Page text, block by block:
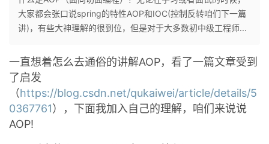
人
页
我
开
发
者
大家都会张口说spring的特性AOP和IOC(控制反转咱们下一篇
讲)，有些大神理解的很到位，但是对于大多数初中级工程师...
一直想着怎么去通俗的讲解AOP，看了一篇文章受到
了启发
（https://blog.csdn.net/qukaiwei/article/details/5
0367761），下面我加入自己的理解，咱们来说说
AOP!